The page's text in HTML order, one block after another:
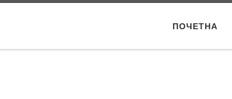
ПОЧЕТНА